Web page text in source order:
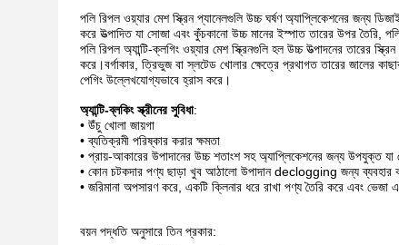
পলি রিপল ওয়্যার মেশ স্ক্রিন প্যানেলগুলি উচ্চ ঘর্ষণ অ্যাপ্লিকেশনের জন্য
করে উত্পাদিত যা সোজা এবং কুঁচকানো উচ্চ মানের ইস্পাত তারের উপর তৈরি,
পলি রিপল অ্যান্টি-ক্লগিং ওয়্যার মেশ স্ক্রিনগুলি হল উচ্চ উত্পাদনের তারের
করে।বর্গাকার, ত্রিভুজ বা স্লটেড খোলার ক্ষেত্রে প্রথাগত তারের জালের
পেগিং উল্লেখযোগ্যভাবে হ্রাস করে।
অ্যান্টি-ব্লকিং স্ক্রীনের সুবিধা:
• উঁচু খোলা জায়গা
• ব্যতিক্রমী পরিষ্কার করার ক্ষমতা
• প্রায়-আকারের উপাদানের উচ্চ শতাংশ সহ অ্যাপ্লিকেশনের জন্য উপযুক্ত যা
• কোন চটকদার পণ্য ছাড়া খুব আঠালো উপাদান declogging জন্য ব্যবহার
• জরিমানা অপসারণ করে, একটি ক্লিনার ধরে রাখা পণ্য তৈরি করে এবং
বয়ন পদ্ধতি অনুসারে তিন প্রকার: